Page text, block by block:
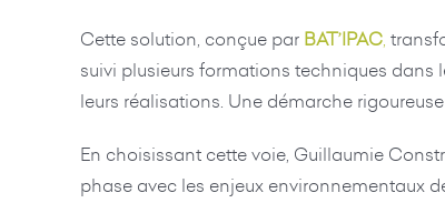
Cette solution, conçue par BAT’IPAC,
suivi plusieurs formations techniques dans
leurs réalisations. Une démarche
En choisissant cette voie, Guillaumie
phase avec les enjeux environnementaux